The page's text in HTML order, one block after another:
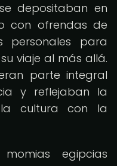
depositaban en
con ofrendas de
personales para
viaje al más allá.
parte integral
y reflejaban la
cultura con la
egipcias